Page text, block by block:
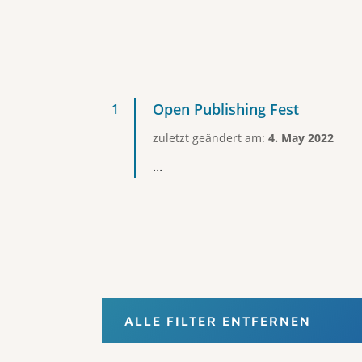
Open Publishing Fest
zuletzt geändert am: 4. May 2022
...
ALLE FILTER ENTFERNEN